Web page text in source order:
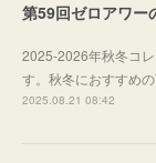
第59回ゼロアワー
2025-2026年秋冬コ
す。秋冬におすすめ
2025.08.21 08:42